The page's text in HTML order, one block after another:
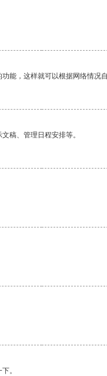
，这样就可以根据网络情况
稿、管理日程安排等。
。